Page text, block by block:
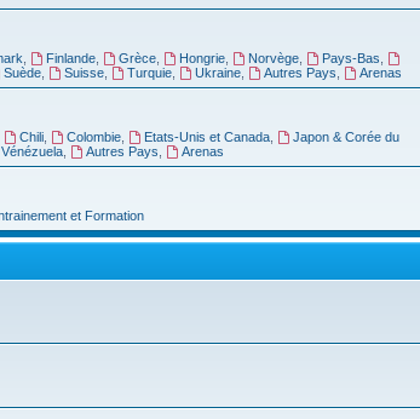
Finlande Grèce Hongrie, Norvège, Pays-Bas
Suède Suisse Turquie Ukraine, Autres Pays Arenas
Chili Colombie Etats-Unis et Canada,
Japon & Corée du
Vénézuela Autres Pays Arenas
et Formation